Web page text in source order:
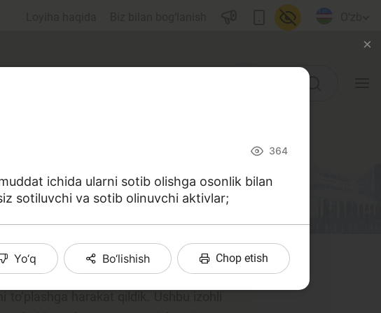
moliyasi
O‘quv qo‘llanmalar
Lug‘at
Moliyaviy savodxonlik bo‘yicha
Video
Loyihalar
364
ichida ularni sotib olishga osonlik bilan
sotiluvchi va sotib olinuvchi aktivlar;
Yo‘q Bo‘lishish Chop etish